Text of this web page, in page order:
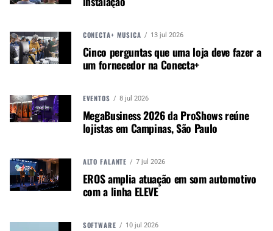
Música &amp; Mercado é uma
publicação empenhada em
promover e divulgar o mercado e
indústria de áudio profissional,
iluminação e instrumentos
musicais. Nós amamos o que
fazemos.
A MÚSICA & MERCADO ESTÁ NO WHATSAPP!
Acesse o Canal de WhatsApp
CONECTA+ MÚSICA 13 jul 2026
Cinco perguntas que uma loja deve fazer a
um fornecedor na Conecta+
EVENTOS 8 jul 2026
MegaBusiness 2026 da ProShows reúne
lojistas em Campinas, São Paulo
ALTO FALANTE 7 jul 2026
EROS amplia atuação em som automotivo
com a linha ELEVE
SOFTWARE 10 jul 2026